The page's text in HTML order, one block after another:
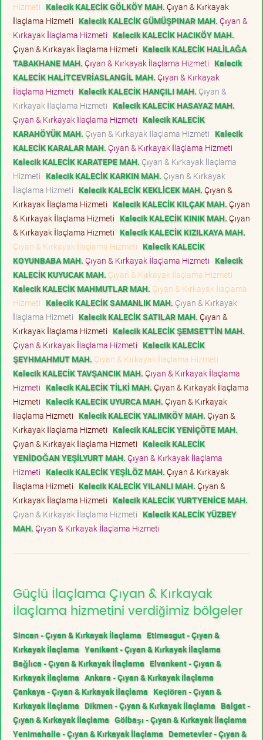
Hizmeti Kalecik KALECİK GÖLKÖY MAH. Çıyan & Kırkayak
İlaçlama Hizmeti Kalecik KALECİK GÜMÜŞPINAR MAH. Çıyan &
Kırkayak İlaçlama Hizmeti Kalecik KALECİK HACIKÖY MAH.
Çıyan & Kırkayak İlaçlama Hizmeti Kalecik KALECİK HALİLAĞA
TABAKHANE MAH. Çıyan & Kırkayak İlaçlama Hizmeti Kalecik
KALECİK HALİTCEVRİASLANGİL MAH. Çıyan & Kırkayak
İlaçlama Hizmeti Kalecik KALECİK HANÇILI MAH. Çıyan &
Kırkayak İlaçlama Hizmeti Kalecik KALECİK HASAYAZ MAH.
Çıyan & Kırkayak İlaçlama Hizmeti Kalecik KALECİK
KARAHÖYÜK MAH. Çıyan & Kırkayak İlaçlama Hizmeti Kalecik
KALECİK KARALAR MAH. Çıyan & Kırkayak İlaçlama Hizmeti
Kalecik KALECİK KARATEPE MAH. Çıyan & Kırkayak İlaçlama
Hizmeti Kalecik KALECİK KARKIN MAH. Çıyan & Kırkayak
İlaçlama Hizmeti Kalecik KALECİK KEKLİCEK MAH. Çıyan &
Kırkayak İlaçlama Hizmeti Kalecik KALECİK KILÇAK MAH. Çıyan
& Kırkayak İlaçlama Hizmeti Kalecik KALECİK KINIK MAH. Çıyan
& Kırkayak İlaçlama Hizmeti Kalecik KALECİK KIZILKAYA MAH.
Çıyan & Kırkayak İlaçlama Hizmeti Kalecik KALECİK
KOYUNBABA MAH. Çıyan & Kırkayak İlaçlama Hizmeti Kalecik
KALECİK KUYUCAK MAH. Çıyan & Kırkayak İlaçlama Hizmeti
Kalecik KALECİK MAHMUTLAR MAH. Çıyan & Kırkayak İlaçlama
Hizmeti Kalecik KALECİK SAMANLIK MAH. Çıyan & Kırkayak
İlaçlama Hizmeti Kalecik KALECİK SATILAR MAH. Çıyan &
Kırkayak İlaçlama Hizmeti Kalecik KALECİK ŞEMSETTİN MAH.
Çıyan & Kırkayak İlaçlama Hizmeti Kalecik KALECİK
ŞEYHMAHMUT MAH. Çıyan & Kırkayak İlaçlama Hizmeti
Kalecik KALECİK TAVŞANCIK MAH. Çıyan & Kırkayak İlaçlama
Hizmeti Kalecik KALECİK TİLKİ MAH. Çıyan & Kırkayak İlaçlama
Hizmeti Kalecik KALECİK UYURCA MAH. Çıyan & Kırkayak
İlaçlama Hizmeti Kalecik KALECİK YALIMKÖY MAH. Çıyan &
Kırkayak İlaçlama Hizmeti Kalecik KALECİK YENİÇÖTE MAH.
Çıyan & Kırkayak İlaçlama Hizmeti Kalecik KALECİK
YENİDOĞAN YEŞİLYURT MAH. Çıyan & Kırkayak İlaçlama
Hizmeti Kalecik KALECİK YEŞİLÖZ MAH. Çıyan & Kırkayak
İlaçlama Hizmeti Kalecik KALECİK YILANLI MAH. Çıyan &
Kırkayak İlaçlama Hizmeti Kalecik KALECİK YURTYENİCE MAH.
Çıyan & Kırkayak İlaçlama Hizmeti Kalecik KALECİK YÜZBEY
MAH. Çıyan & Kırkayak İlaçlama Hizmeti
Güçlü İlaçlama Çıyan & Kırkayak
İlaçlama hizmetini verdiğimiz bölgeler
Sincan - Çıyan & Kırkayak İlaçlama Etimesgut - Çıyan &
Kırkayak İlaçlama Yenikent - Çıyan & Kırkayak İlaçlama
Bağlıca - Çıyan & Kırkayak İlaçlama Elvankent - Çıyan &
Kırkayak İlaçlama Ankara - Çıyan & Kırkayak İlaçlama
Çankaya - Çıyan & Kırkayak İlaçlama Keçiören - Çıyan &
Kırkayak İlaçlama Dikmen - Çıyan & Kırkayak İlaçlama Balgat -
Çıyan & Kırkayak İlaçlama Gölbaşı - Çıyan & Kırkayak İlaçlama
Yenimahalle - Çıyan & Kırkayak İlaçlama Demetevler - Çıyan &